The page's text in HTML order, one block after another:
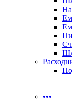
•••